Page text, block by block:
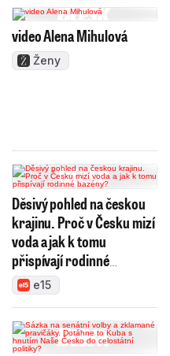
video Alena Mihulová
Ženy
Děsivý pohled na českou
krajinu. Proč v Česku mizí
voda a jak k tomu
přispívají rodinné
bazény?
e15